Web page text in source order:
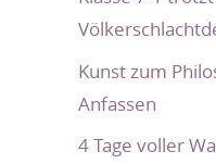
Kunst zum
Anfassen
4 Tage voller